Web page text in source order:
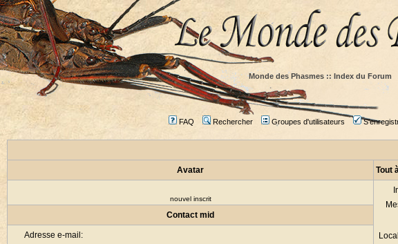
Monde des Phasmes :: Index du Forum
FAQ Rechercher Groupes d'utilisateurs
Avatar Tout
nouvel inscrit
Contact mid
Adresse e-mail: